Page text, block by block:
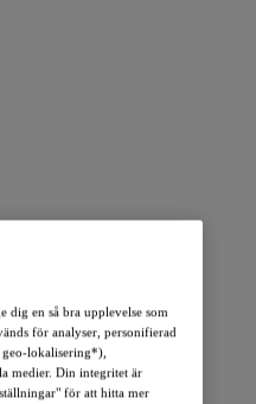
dig en så bra upplevelse som
för analyser, personifierad
lokalisering*),
medier. Din integritet är
för att hitta mer